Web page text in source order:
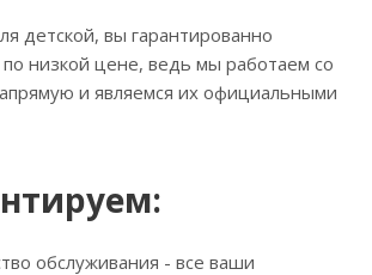
детской, вы гарантированно
по низкой цене, ведь мы работаем со
и являемся их официальными
обслуживания - все ваши